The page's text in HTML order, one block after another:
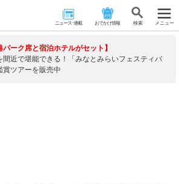
ニュース･連載 おでかけ情報 検 索 メニュー
パーク席と宿泊ホテルがセット】
間近で堪能できる！「みなとみらいフェスティバ
賞ツアーを販売中